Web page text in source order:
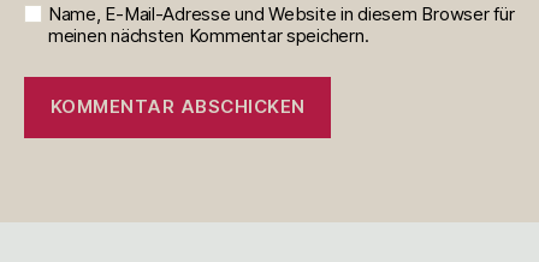
Name, E-Mail-Adresse und Website in diesem Browser für
meinen nächsten Kommentar speichern.